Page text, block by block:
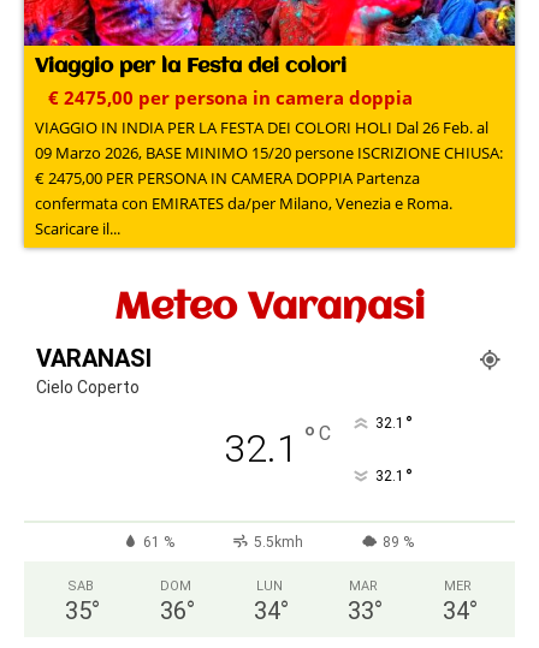
Viaggio per la Festa dei colori
€ 2475,00 per persona in camera doppia
VIAGGIO IN INDIA PER LA FESTA DEI COLORI HOLI Dal 26 Feb. al
09 Marzo 2026, BASE MINIMO 15/20 persone ISCRIZIONE CHIUSA:
€ 2475,00 PER PERSONA IN CAMERA DOPPIA Partenza
confermata con EMIRATES da/per Milano, Venezia e Roma.
Scaricare il...
Meteo Varanasi
VARANASI
Cielo Coperto
32.1 ° C 32.1 °
32.1 °
61 % 5.5kmh 89 %
SAB
35°
DOM
36°
LUN
34°
MAR
33°
MER
34°